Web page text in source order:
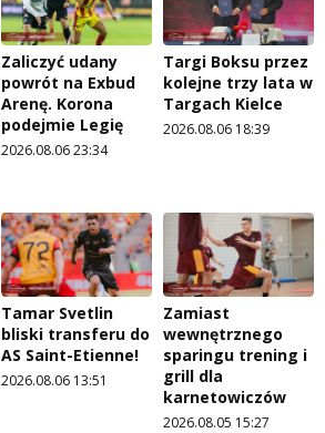
Zaliczyć udany
powrót na Exbud
Arenę. Korona
podejmie Legię
2026.08.06 23:34
Targi Boksu przez
kolejne trzy lata w
Targach Kielce
2026.08.06 18:39
Tamar Svetlin
bliski transferu do
AS Saint-Etienne!
2026.08.06 13:51
Zamiast
wewnętrznego
sparingu trening i
grill dla
karnetowiczów
2026.08.05 15:27